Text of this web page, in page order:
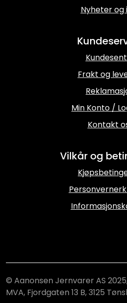
Nyheter og
Frakt og
Min Konto /
Kontakt
Vilkår og
© Aanonsen Jernvarer AS
MVA, Fjordgaten 13 B, 3125